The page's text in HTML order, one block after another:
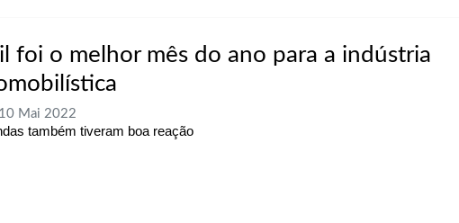
foi o melhor mês do ano para a indústria
10 Mai 2022
também tiveram boa reação